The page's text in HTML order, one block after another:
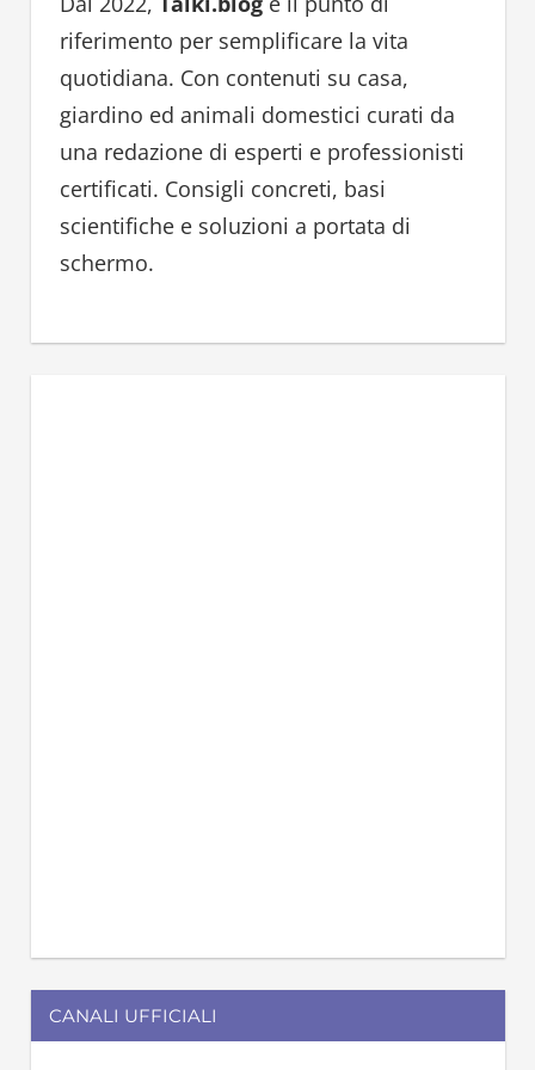
f
o
r
:
riferimento per semplificare la vita
quotidiana. Con contenuti su casa,
giardino ed animali domestici curati da
una redazione di esperti e professionisti
certificati. Consigli concreti, basi
scientifiche e soluzioni a portata di
schermo.
CANALI UFFICIALI